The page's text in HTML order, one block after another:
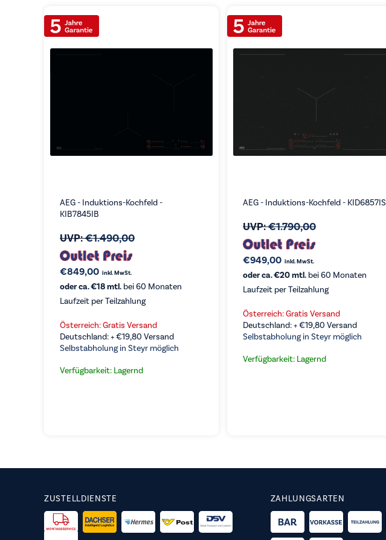
VERGLEICHEN
VERGLEICHEN
AEG - Induktions-Kochfeld -
KIB7845IB
UVP:€1.490,00
€849,00 inkl. MwSt.
oder ca. €18 mtl. bei 60 Monaten
Laufzeit per Teilzahlung
Österreich: Gratis Versand
Deutschland: +€19,80 Versand
Selbstabholung in Steyr möglich
Verfügbarkeit: Lagernd
AEG - Induktions-Kochfeld - KID6857IS
UVP:€1.790,00
€949,00 inkl. MwSt.
oder ca. €20 mtl. bei 60 Monaten
Laufzeit per Teilzahlung
Österreich: Gratis Versand
Deutschland: +€19,80 Versand
Selbstabholung in Steyr möglich
Verfügbarkeit: Lagernd
ZUSTELLDIENSTE ZAHLUNGSARTEN